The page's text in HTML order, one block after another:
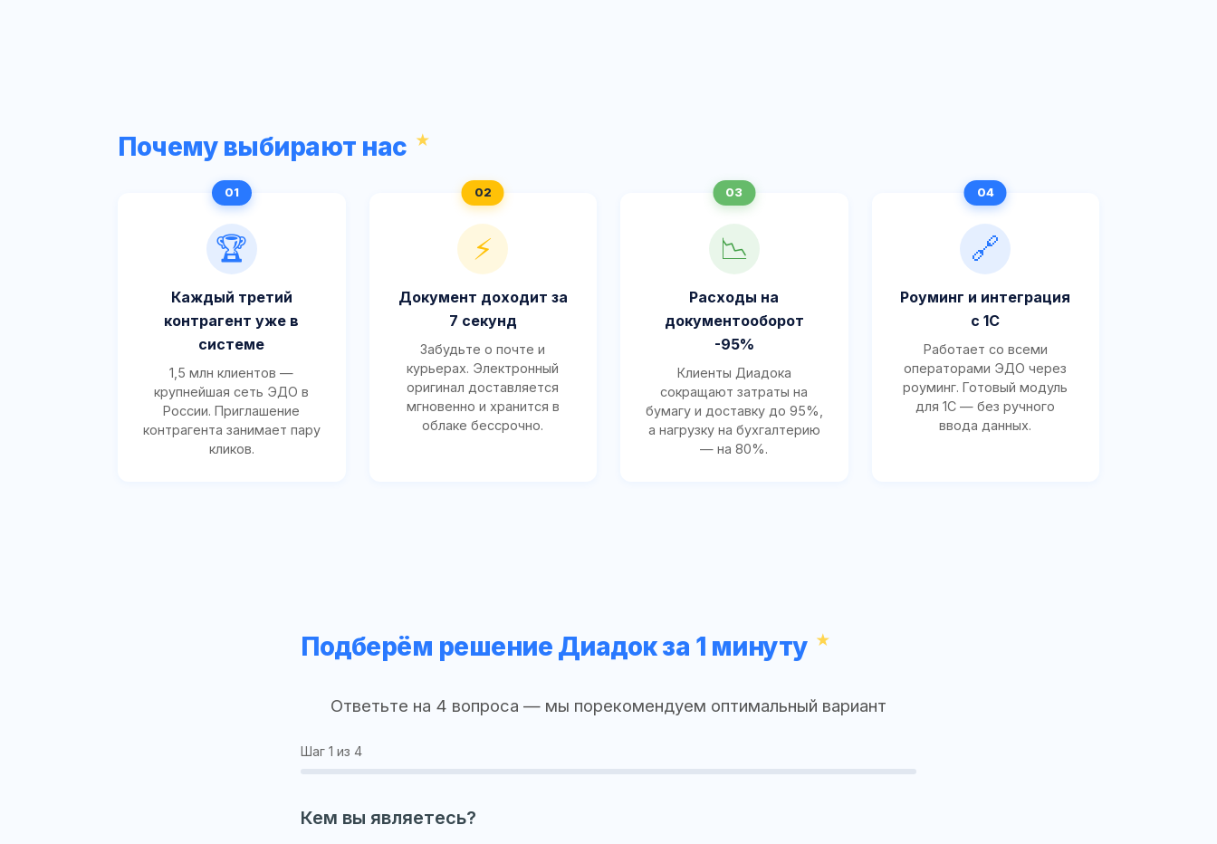
Почему выбирают нас
🏆
Каждый третий
контрагент уже в
системе
1,5 млн клиентов —
крупнейшая сеть ЭДО в
России. Приглашение
контрагента занимает пару
кликов.
⚡
Документ доходит за
7 секунд
Забудьте о почте и
курьерах. Электронный
оригинал доставляется
мгновенно и хранится в
облаке бессрочно.
📉
Расходы на
документооборот
-95%
Клиенты Диадока
сокращают затраты на
бумагу и доставку до 95%,
а нагрузку на бухгалтерию
— на 80%.
🔗
Роуминг и интеграция
с 1С
Работает со всеми
операторами ЭДО через
роуминг. Готовый модуль
для 1С — без ручного
ввода данных.
Подберём решение Диадок за 1 минуту
Ответьте на 4 вопроса — мы порекомендуем оптимальный вариант
Шаг 1 из 4
Кем вы являетесь?